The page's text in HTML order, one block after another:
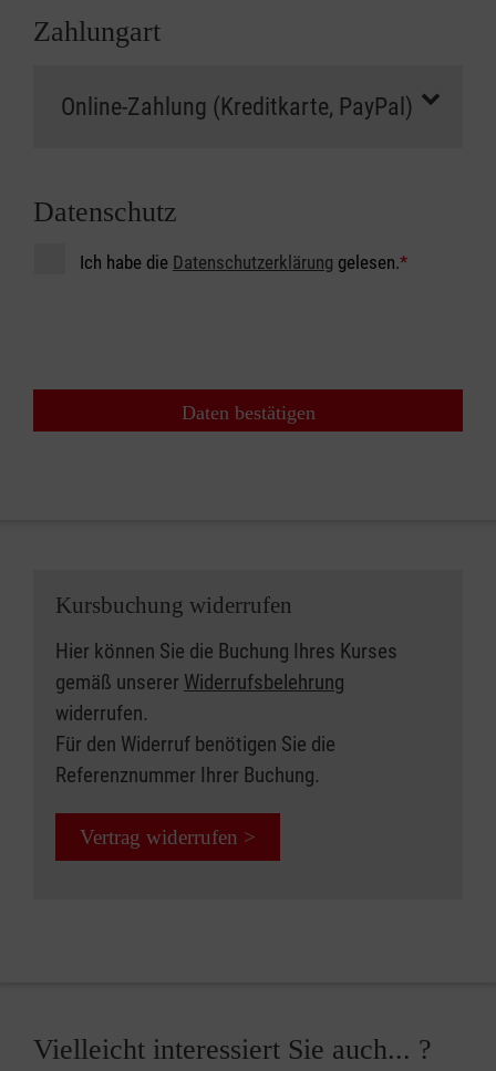
Zahlungart
Datenschutz
Ich habe die Datenschutzerklärung gelesen.*
Daten bestätigen
Kursbuchung widerrufen
Hier können Sie die Buchung Ihres Kurses
gemäß unserer Widerrufsbelehrung
widerrufen.
Für den Widerruf benötigen Sie die
Referenznummer Ihrer Buchung.
Vertrag widerrufen >
Vielleicht interessiert Sie auch... ?